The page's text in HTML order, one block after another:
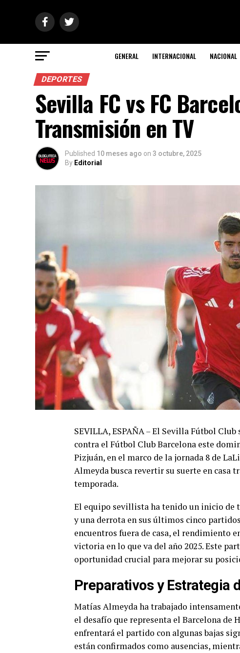
GENERAL INTERNACIONAL NACIONAL
DEPORTES
Sevilla FC vs FC
Transmisión en TV
Published 10 meses ago on 3 octubre, 2025
By Editorial
SEVILLA, ESPAÑA – El Sevilla Fútbol
contra el Fútbol Club Barcelona este
Pizjuán, en el marco de la jornada 8 de
Almeyda busca revertir su suerte en casa
temporada.
El equipo sevillista ha tenido un inicio de
y una derrota en sus últimos cinco
encuentros fuera de casa, el rendimiento
victoria en lo que va del año 2025. Este
oportunidad crucial para mejorar su
Preparativos y Estrategia
Matías Almeyda ha trabajado
el desafío que representa el Barcelona de
enfrentará el partido con algunas bajas
están confirmados como ausencias,